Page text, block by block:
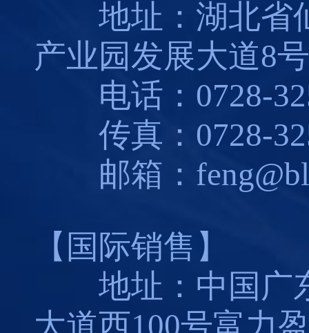
地址：湖北省
产业园发展大道8号
电话：0728-
传真：0728-
邮箱：
【国际销售】
地址：中国广
大道西100号富力